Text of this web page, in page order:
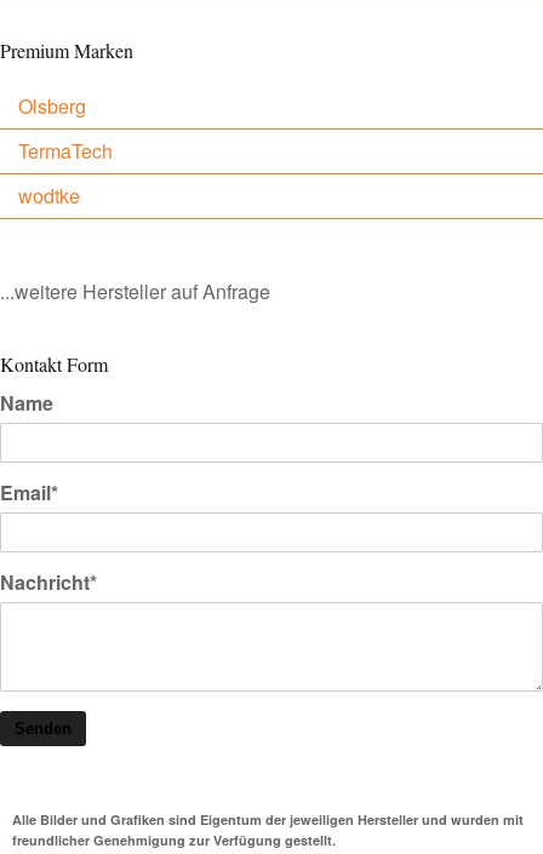
Premium Marken
Olsberg
TermaTech
wodtke
...weitere Hersteller auf Anfrage
Kontakt Form
Name
Email*
Nachricht*
Senden
Alle Bilder und Grafiken sind Eigentum der jeweiligen Hersteller und wurden mit
freundlicher Genehmigung zur Verfügung gestellt.